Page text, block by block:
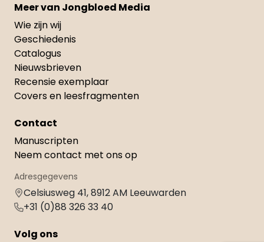
Meer van Jongbloed Media
Wie zijn wij
Geschiedenis
Catalogus
Nieuwsbrieven
Recensie exemplaar
Covers en leesfragmenten
Contact
Manuscripten
Neem contact met ons op
Adresgegevens
Celsiusweg 41, 8912 AM Leeuwarden
+31 (0)88 326 33 40
Volg ons